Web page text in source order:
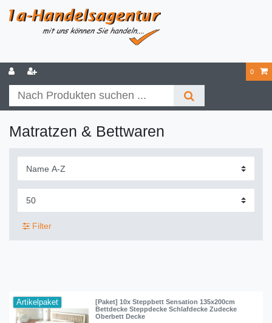
0
Matratzen & Bettwaren
Filter
Artikelpaket
[Paket] 10x Steppbett Sensation 135x200cm
Bettdecke Steppdecke Schlafdecke Zudecke
Oberbett Decke